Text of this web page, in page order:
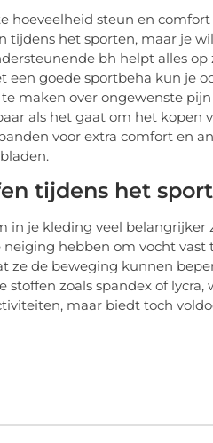
hoeveelheid steun en
tijdens het sporten, maar je
bh helpt alles
een goede sportbeha kun je
maken over ongewenste
als het gaat om het
voor extra comfort en
tijdens het
in je kleding veel
hebben om vocht
ze de beweging kunnen
stoffen zoals spandex of
maar biedt toch